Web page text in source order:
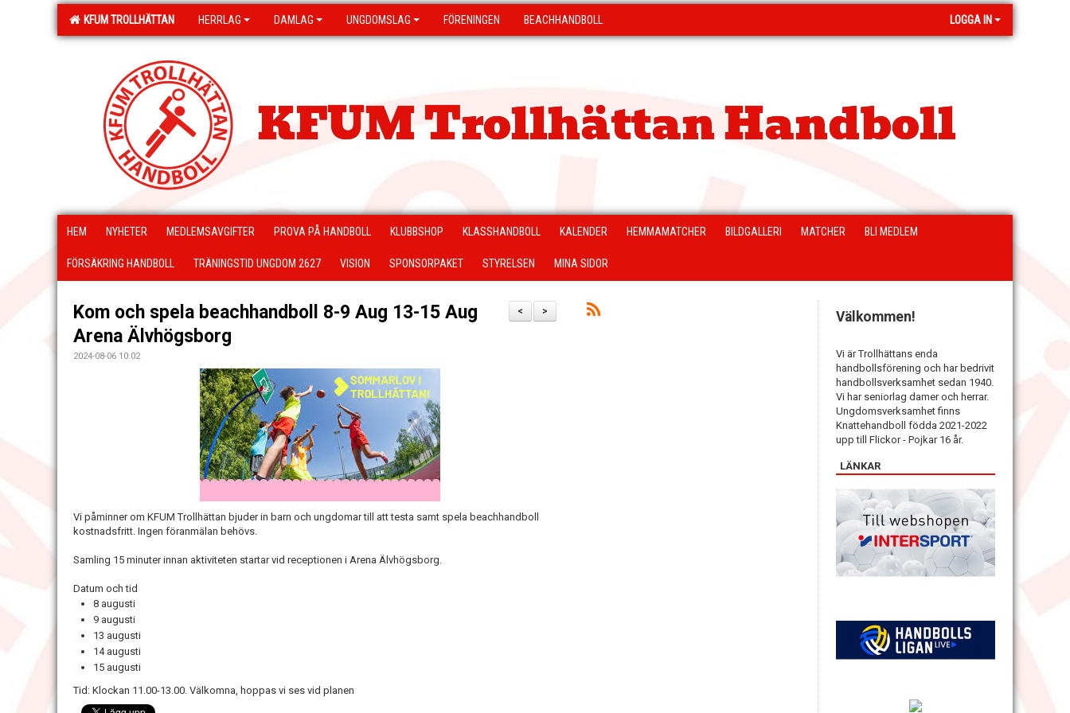
KFUM TROLLHÄTTAN HERRLAG DAMLAG UNGDOMSLAG FÖRENINGEN BEACHHANDBOLL LOGGA IN
KFUM Trollhättan Handboll
HEM NYHETER MEDLEMSAVGIFTER PROVA PÅ HANDBOLL KLUBBSHOP KLASSHANDBOLL KALENDER HEMMAMATCHER BILDGALLERI MATCHER BLI MEDLEM
FÖRSÄKRING HANDBOLL TRÄNINGSTID UNGDOM 2627 VISION SPONSORPAKET STYRELSEN MINA SIDOR
>
<
Kom och spela beachhandboll 8-9 Aug 13-15 Aug
Arena Älvhögsborg
2024-08-06 10:02
Vi påminner om KFUM Trollhättan bjuder in barn och ungdomar till att testa samt spela beachhandboll
kostnadsfritt. Ingen föranmälan behövs.
Samling 15 minuter innan aktiviteten startar vid receptionen i Arena Älvhögsborg.
Datum och tid
8 augusti
9 augusti
13 augusti
14 augusti
15 augusti
Tid: Klockan 11.00-13.00. Välkomna, hoppas vi ses vid planen
Välkommen!
Vi är Trollhättans enda
handbollsförening och har bedrivit
handbollsverksamhet sedan 1940.
Vi har seniorlag damer och herrar.
Ungdomsverksamhet finns
Knattehandboll födda 2021-2022
upp till Flickor - Pojkar 16 år.
LÄNKAR